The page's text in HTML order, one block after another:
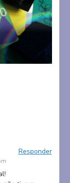
Responder